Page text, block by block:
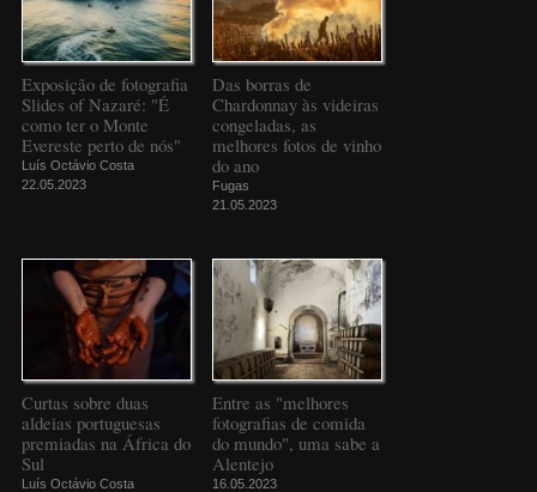
Exposição de fotografia
Slides of Nazaré: "É
como ter o Monte
Evereste perto de nós"
Luís Octávio Costa
22.05.2023
Das borras de
Chardonnay às videiras
congeladas, as
melhores fotos de vinho
do ano
Fugas
21.05.2023
Curtas sobre duas
aldeias portuguesas
premiadas na África do
Sul
Luís Octávio Costa
Entre as "melhores
fotografias de comida
do mundo", uma sabe a
Alentejo
16.05.2023